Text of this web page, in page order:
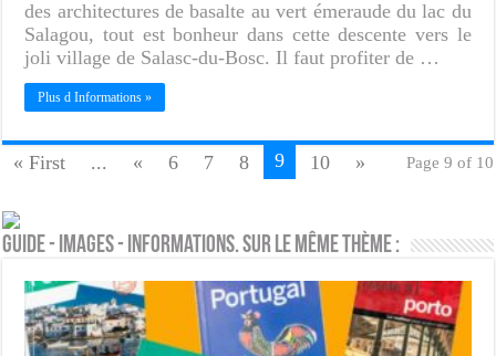
des architectures de basalte au vert émeraude du lac du
Salagou, tout est bonheur dans cette descente vers le
joli village de Salasc-du-Bosc. Il faut profiter de …
Plus d Informations »
Page 9 of 10
« First ... « 6 7 8 9 10 »
Guide - Images - Informations. Sur le même thème :